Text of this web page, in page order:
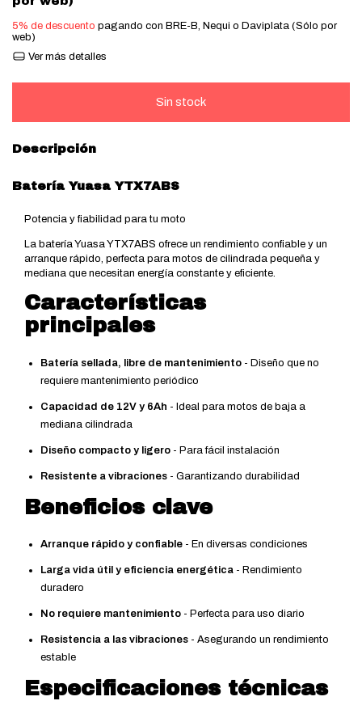
5% de descuento pagando con BRE-B, Nequi o Daviplata (Sólo por
web)
Ver más detalles
Descripción
Batería Yuasa YTX7ABS
Potencia y fiabilidad para tu moto
La batería Yuasa YTX7ABS ofrece un rendimiento confiable y un
arranque rápido, perfecta para motos de cilindrada pequeña y
mediana que necesitan energía constante y eficiente.
Características
principales
Batería sellada, libre de mantenimiento - Diseño que no
requiere mantenimiento periódico
Capacidad de 12V y 6Ah - Ideal para motos de baja a
mediana cilindrada
Diseño compacto y ligero - Para fácil instalación
Resistente a vibraciones - Garantizando durabilidad
Beneficios clave
Arranque rápido y confiable - En diversas condiciones
Larga vida útil y eficiencia energética - Rendimiento
duradero
No requiere mantenimiento - Perfecta para uso diario
Resistencia a las vibraciones - Asegurando un rendimiento
estable
Especificaciones técnicas